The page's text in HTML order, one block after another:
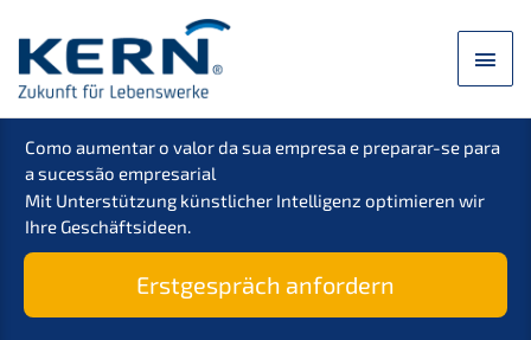
para
conteúdo
Como aumen­tar o valor da sua empre­sa e preparar-se para
a suces­são empresarial
Mit Unter­stüt­zung künst­li­cher Intel­li­genz optimie­ren wir
Ihre Geschäftsideen.
Erstge­spräch anfordern